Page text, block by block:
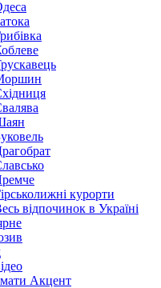
курорти
відпочинок в Україні
Акцент